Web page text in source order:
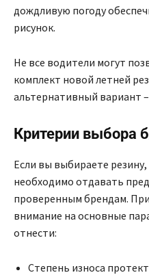
дождливую погоду
рисунок.
Не все водители могут
комплект новой летней
альтернативный вариант
Критерии выбора
Если вы выбираете
необходимо отдавать
проверенным брендам.
внимание на основные
отнести:
Степень износа